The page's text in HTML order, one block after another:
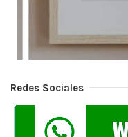
Redes Sociales